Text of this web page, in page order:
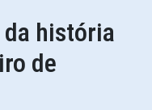
da história
de